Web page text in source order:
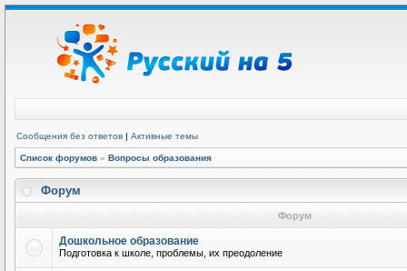
Сообщения без ответов | Активные темы
Список форумов » Вопросы образования
Форум
Форум
Дошкольное образование
Подготовка к школе, проблемы, их преодоление